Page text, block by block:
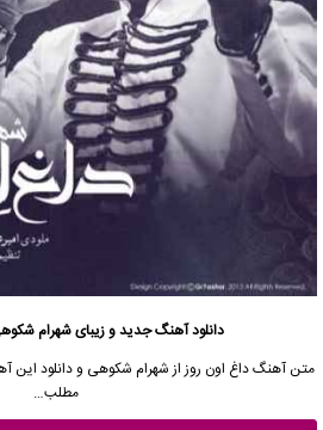
دانلود آهنگ جدید و زیبای شهرام
مطلب…